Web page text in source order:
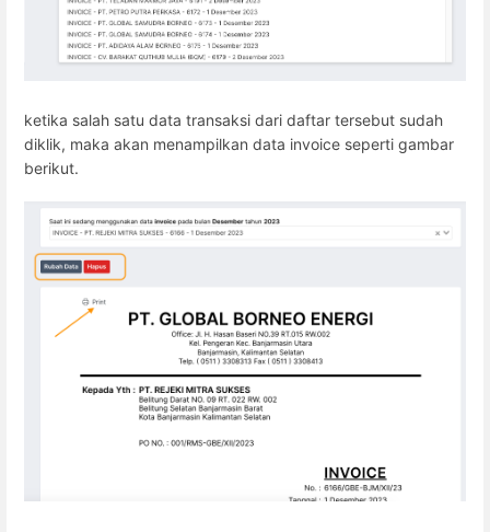
ketika salah satu data transaksi dari daftar tersebut sudah
diklik, maka akan menampilkan data invoice seperti gambar
berikut.